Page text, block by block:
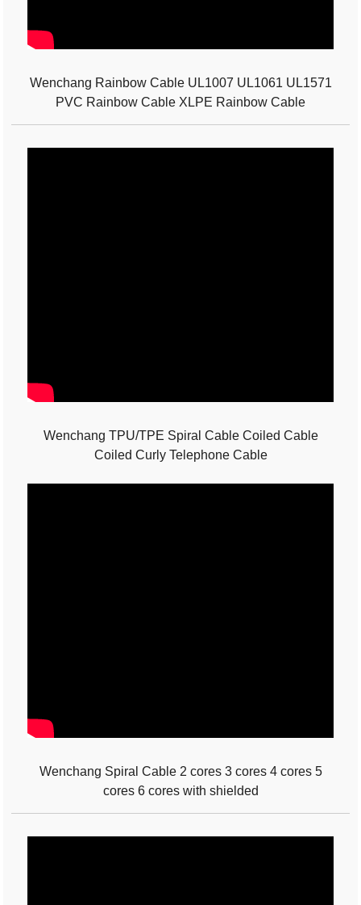
Wenchang Rainbow Cable UL1007 UL1061 UL1571
PVC Rainbow Cable XLPE Rainbow Cable
Wenchang TPU/TPE Spiral Cable Coiled Cable
Coiled Curly Telephone Cable
Wenchang Spiral Cable 2 cores 3 cores 4 cores 5
cores 6 cores with shielded